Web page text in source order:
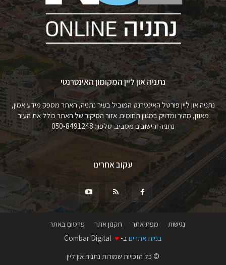
נתניה און ליין המקומון האינטרנטי
נתניה און ליין פורטל האינטרנט המוביל בעיר נתניה, האתר מספק מידע אמין,
מאוזן, מהיר ומדויק במגוון תחומים. אזור הסיקור של האתר כולל את העיר
נתניה והישובים מסביב. טלפון: 050-8491248
עקוב אחרינו
נגישות מפת אתר תקנון אתר
פרסום באתר
בניית אתרים ב- ♥
© כל הזכויות שמורות נתניה און ליין